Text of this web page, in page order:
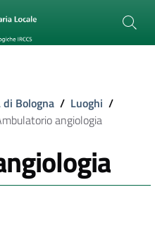
Bologna / Luoghi /
angiologia